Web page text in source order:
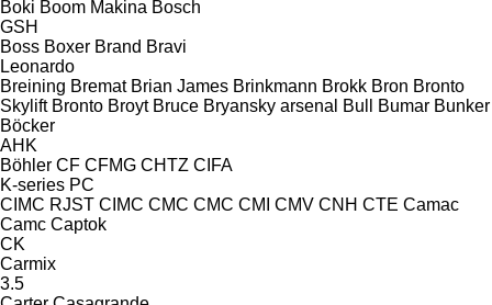
Boki Boom Makina Bosch
GSH
Boss Boxer Brand Bravi
Leonardo
Breining Bremat Brian James Brinkmann Brokk Bron Bronto
Skylift Bronto Broyt Bruce Bryansky arsenal Bull Bumar Bunker
Böcker
AHK
Böhler CF CFMG CHTZ CIFA
K-series PC
CIMC RJST CIMC CMC CMC CMI CMV CNH CTE Camac
Camc Captok
CK
Carmix
3.5